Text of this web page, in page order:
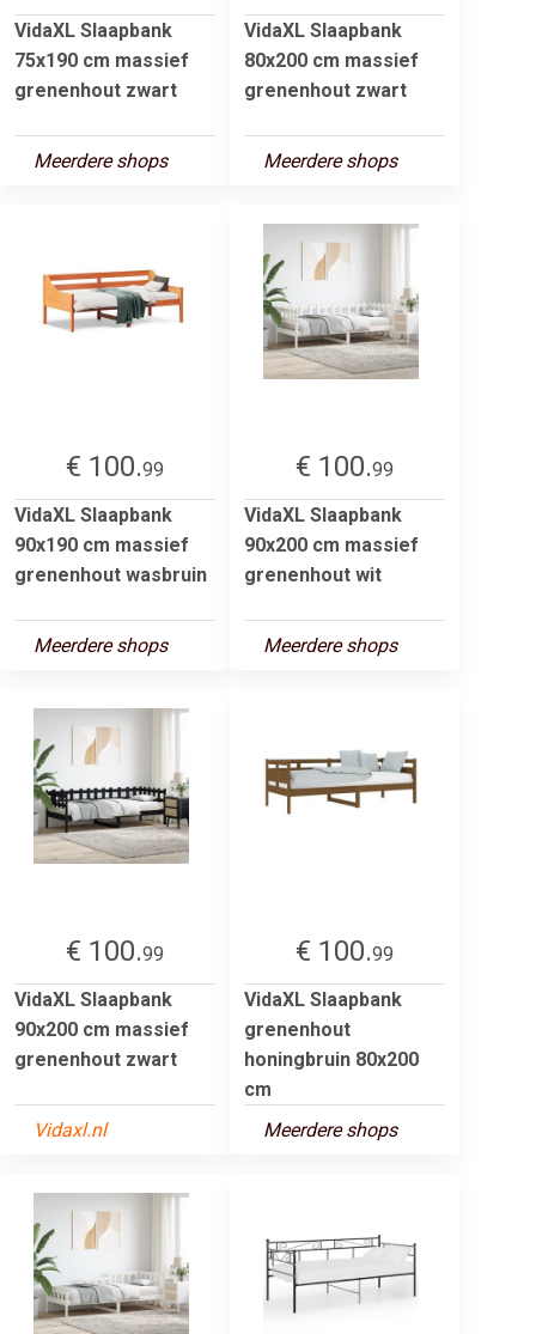
VidaXL Slaapbank
75x190 cm massief
grenenhout zwart
Meerdere shops
VidaXL Slaapbank
80x200 cm massief
grenenhout zwart
Meerdere shops
€ 100.99
VidaXL Slaapbank
90x190 cm massief
grenenhout wasbruin
Meerdere shops
€ 100.99
VidaXL Slaapbank
90x200 cm massief
grenenhout wit
Meerdere shops
€ 100.99
VidaXL Slaapbank
90x200 cm massief
grenenhout zwart
Vidaxl.nl
€ 100.99
VidaXL Slaapbank
grenenhout
honingbruin 80x200
cm
Meerdere shops